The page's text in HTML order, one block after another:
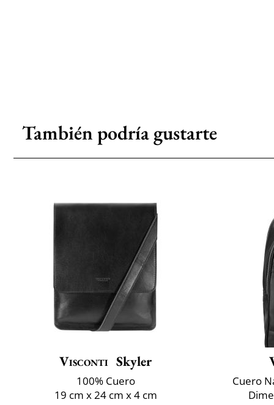
También podría gustarte
Visconti Skyler
100% Cuero
19 cm x 24 cm x 4 cm
Cuero